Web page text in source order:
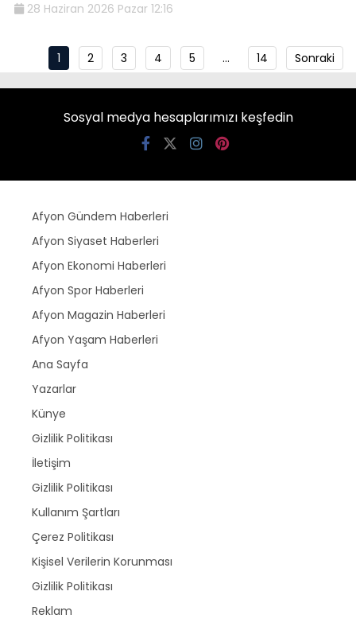
28 Haziran 2026 Pazar 12:16
1 2 3 4 5 … 14 Sonraki
Sosyal medya hesaplarımızı keşfedin
Afyon Gündem Haberleri
Afyon Siyaset Haberleri
Afyon Ekonomi Haberleri
Afyon Spor Haberleri
Afyon Magazin Haberleri
Afyon Yaşam Haberleri
Ana Sayfa
Yazarlar
Künye
Gizlilik Politikası
İletişim
Gizlilik Politikası
Kullanım Şartları
Çerez Politikası
Kişisel Verilerin Korunması
Gizlilik Politikası
Reklam